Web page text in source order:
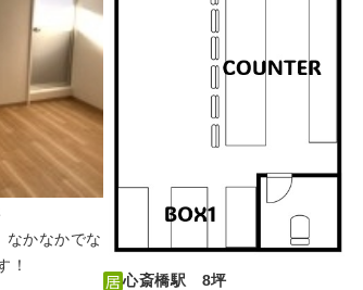
なかなかでな
！
心斎橋駅 8坪